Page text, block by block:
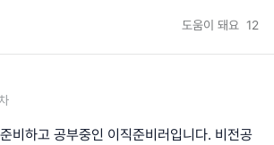
도움이 돼요 12
비하고 공부중인 이직준비러입니다. 비전공